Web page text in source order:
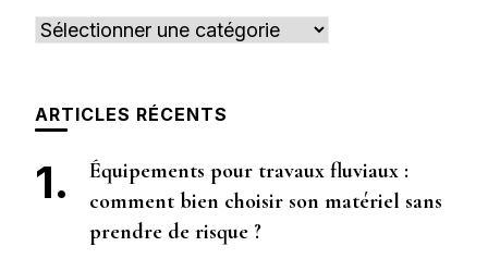
Catégories
ARTICLES RÉCENTS
Équipements pour travaux fluviaux :
comment bien choisir son matériel sans
prendre de risque ?